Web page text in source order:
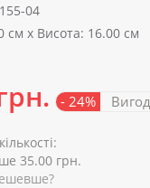
155-04
x Висота: 16.00 см
- 24%
35.00 грн.